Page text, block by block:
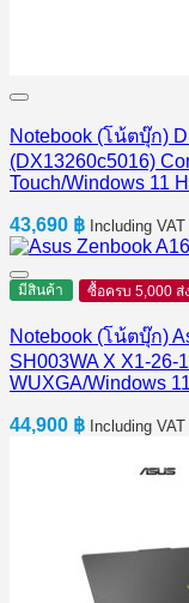
Notebook (โน้ตบุ๊ก)
(DX13260c5016)
Touch/Windows 11
43,690 ฿ Including
มีสินค้า ซื้อครบ 5,000 ส่
Notebook (โน้ตบุ๊ก)
SH003WA X X1-26-
WUXGA/Windows
44,900 ฿ Including